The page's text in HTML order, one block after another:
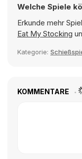
Welche Spiele
Erkunde mehr
Eat My Stocking
Kategorie:
KOMMENTARE